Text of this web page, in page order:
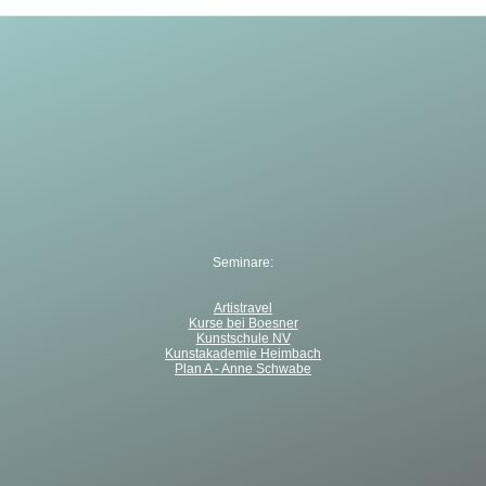
Seminare:
Artistravel
Kurse bei Boesner
Kunstschule NV
Kunstakademie Heimbach
Plan A - Anne Schwabe